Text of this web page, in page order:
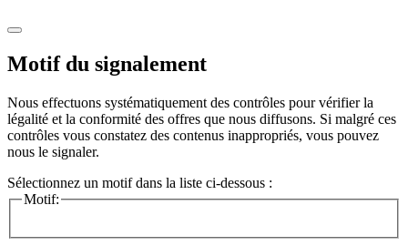
Motif du signalement
Nous effectuons systématiquement des contrôles pour vérifier la
légalité et la conformité des offres que nous diffusons. Si malgré ces
contrôles vous constatez des contenus inappropriés, vous pouvez
nous le signaler.
Sélectionnez un motif dans la liste ci-dessous :
Motif: